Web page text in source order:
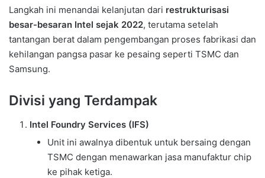
Langkah ini menandai kelanjutan dari restrukturisasi
besar-besaran Intel sejak 2022, terutama setelah
tantangan berat dalam pengembangan proses fabrikasi dan
kehilangan pangsa pasar ke pesaing seperti TSMC dan
Samsung.
Divisi yang Terdampak
Intel Foundry Services (IFS)
Unit ini awalnya dibentuk untuk bersaing dengan
TSMC dengan menawarkan jasa manufaktur chip
ke pihak ketiga.